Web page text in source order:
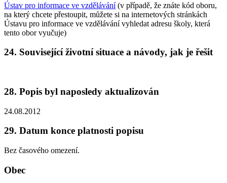
Ústav pro informace ve vzdělávání(v případě, že znáte kód oboru,
na který chcete přestoupit, můžete si na internetových stránkách
Ústavu pro informace ve vzdělávání vyhledat adresu školy, která
tento obor vyučuje)
24. Související životní situace a návody, jak je řešit
28. Popis byl naposledy aktualizován
24.08.2012
29. Datum konce platnosti popisu
Bez časového omezení.
Obec